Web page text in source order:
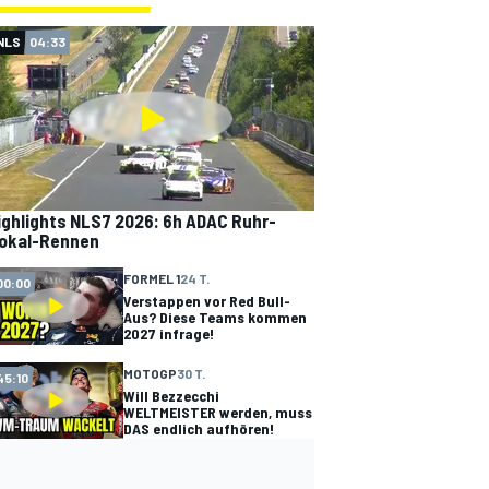
04:33
NLS7 2026: 6h ADAC Ruhr-
Rennen
FORMEL 124 T.
Verstappen vor Red Bull-
Aus? Diese Teams kommen
2027 infrage!
MOTOGP30 T.
Will Bezzecchi
WELTMEISTER werden, muss
DAS endlich aufhören!